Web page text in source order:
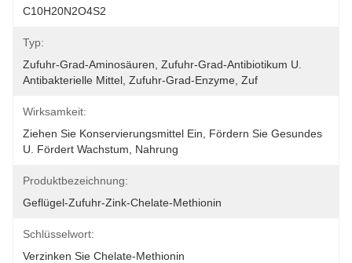
C10H20N2O4S2
Typ:
Zufuhr-Grad-Aminosäuren, Zufuhr-Grad-Antibiotikum U.
Antibakterielle Mittel, Zufuhr-Grad-Enzyme, Zuf
Wirksamkeit:
Ziehen Sie Konservierungsmittel Ein, Fördern Sie Gesundes
U. Fördert Wachstum, Nahrung
Produktbezeichnung:
Geflügel-Zufuhr-Zink-Chelate-Methionin
Schlüsselwort:
Verzinken Sie Chelate-Methionin